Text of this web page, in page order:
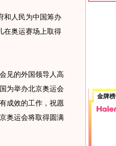
人民为中国筹办
在奥运赛场上取得
的外国领导人高
为举办北京奥运会
成效的工作，祝愿
奥运会将取得圆满
金牌榜